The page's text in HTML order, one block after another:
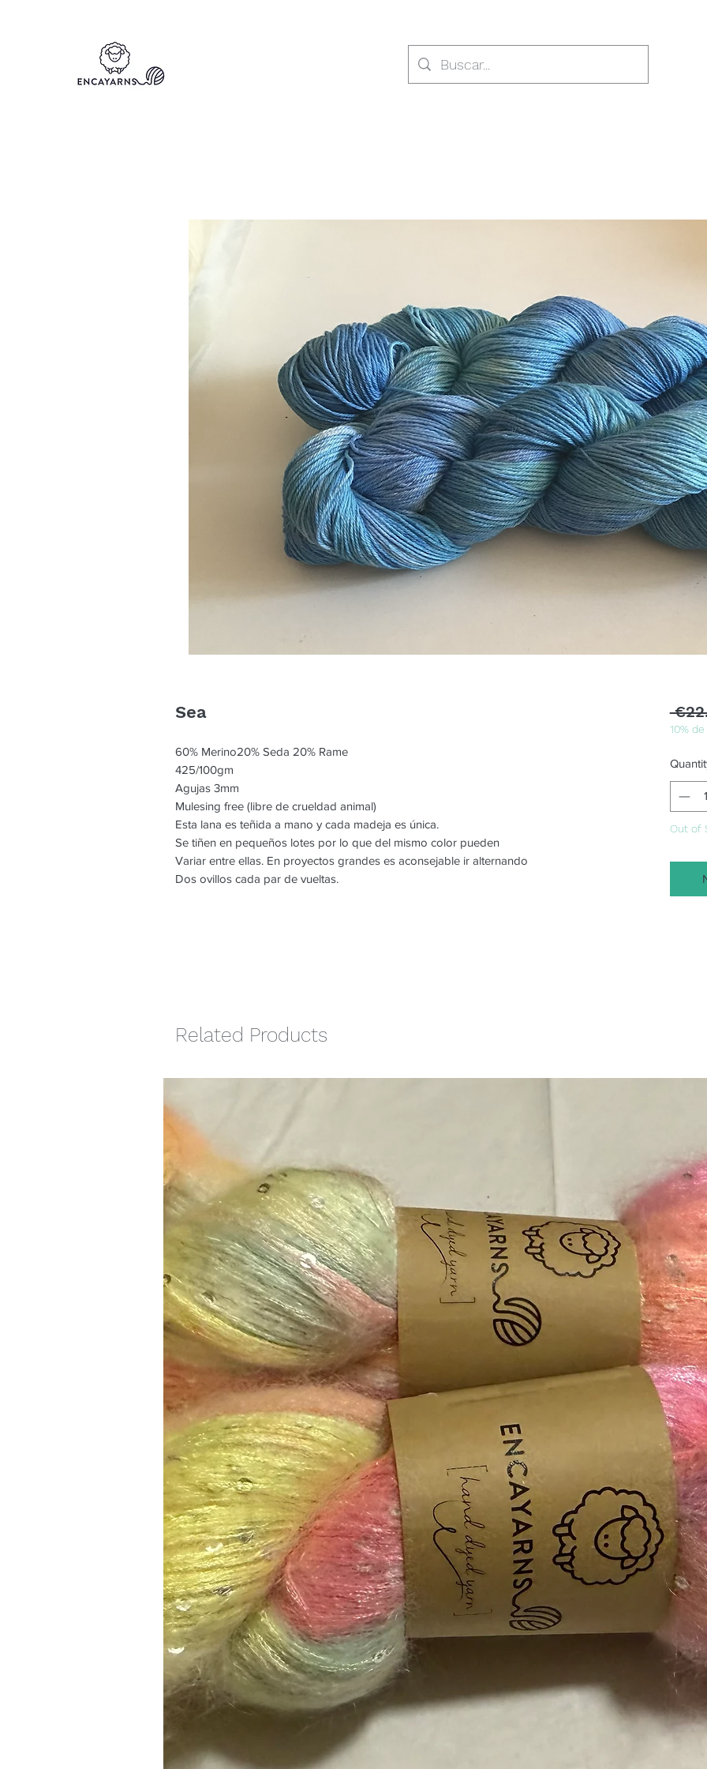
Sea
60% Merino20% Seda 20% Rame
425/100gm
Agujas 3mm
Mulesing free (libre de crueldad animal)
Esta lana es teñida a mano y cada madeja es única.
Se tiñen en pequeños lotes por lo que del mismo color pueden
Variar entre ellas. En proyectos grandes es aconsejable ir alternando
Dos ovillos cada par de vueltas.
10%
Out of
Related Products